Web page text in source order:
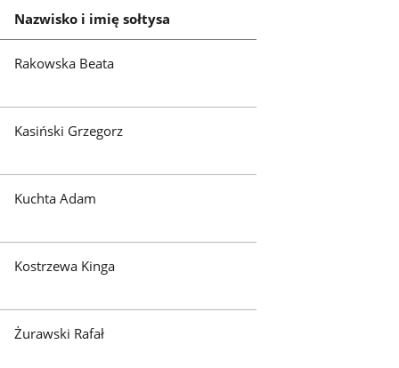
Nazwisko i imię sołtysa
Rakowska Beata
Kasiński Grzegorz
Kuchta Adam
Kostrzewa Kinga
Żurawski Rafał